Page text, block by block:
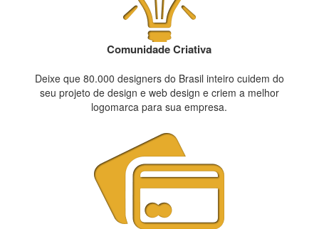
Comunidade Criativa
Deixe que 80.000 designers do Brasil inteiro cuidem do
seu projeto de design e web design e criem a melhor
logomarca para sua empresa.